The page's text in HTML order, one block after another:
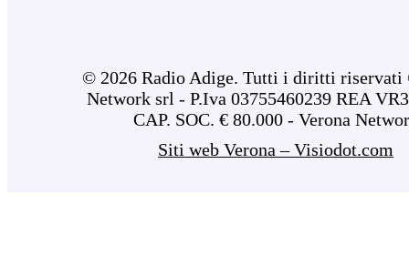
© 2026 Radio Adige. Tutti i diritti riservati
Network srl - P.Iva 03755460239 REA
CAP. SOC. € 80.000 - Verona
Siti web Verona – Visiodot.com